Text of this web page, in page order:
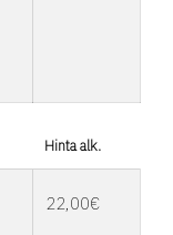
Hinta alk.
22,00€